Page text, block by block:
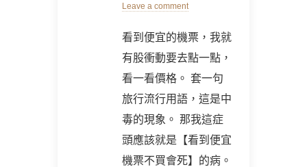
on
Leave a comment
看到便宜的機票，我就
有股衝動要去點一點，
看一看價格。 套一句
旅行流行用語，這是中
毒的現象。 那我這症
頭應該就是【看到便宜
機票不買會死】的病。